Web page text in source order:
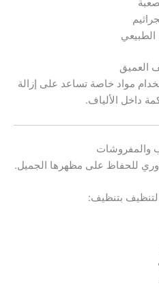
الطبيعي
العميق
مواد خاصة تساعد على إزالة
داخل الألياف.
والمفروشات
للحفاظ على مظهرها الجميل.
بتنظيف: